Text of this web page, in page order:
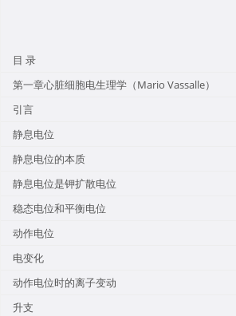
目 录
第一章心脏细胞电生理学（Mario Vassalle）
引言
静息电位
静息电位的本质
静息电位是钾扩散电位
稳态电位和平衡电位
动作电位
电变化
动作电位时的离子变动
升支